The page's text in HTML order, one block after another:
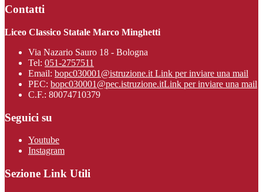
Contatti
Liceo Classico Statale Marco Minghetti
Via Nazario Sauro 18 - Bologna
Tel: 051-2757511
Email: bopc030001@istruzione.it Link per inviare una mail
PEC: bopc030001@pec.istruzione.itLink per inviare una mail
C.F.: 80074710379
Seguici su
Youtube
Instagram
Sezione Link Utili